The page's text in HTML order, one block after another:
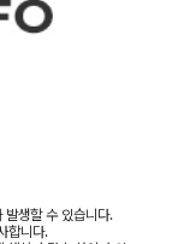
생할 수 있습니다.
합니다.